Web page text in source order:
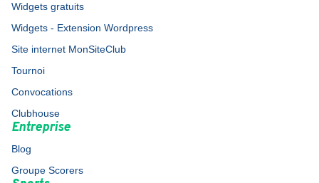
Widgets gratuits
Widgets - Extension Wordpress
Site internet MonSiteClub
Tournoi
Convocations
Clubhouse
Entreprise
Blog
Groupe Scorers